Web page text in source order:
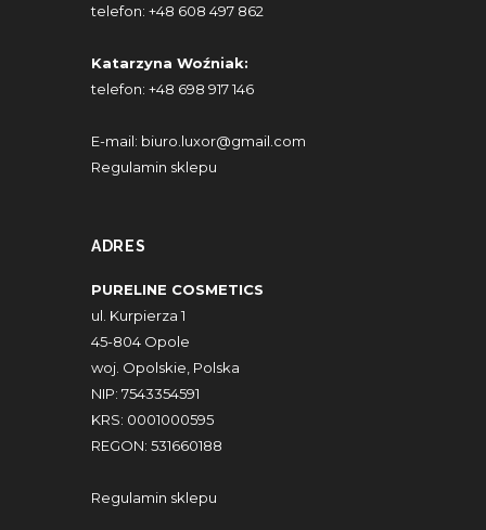
telefon: +48 608 497 862
Katarzyna Woźniak:
telefon: +48 698 917 146
E-mail: biuro.luxor@gmail.com
Regulamin sklepu
ADRES
PURELINE COSMETICS
ul. Kurpierza 1
45-804 Opole
woj. Opolskie, Polska
NIP: 7543354591
KRS: 0001000595
REGON: 531660188
Regulamin sklepu